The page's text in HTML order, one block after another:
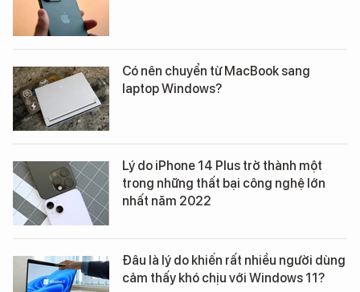
Có nên chuyển từ MacBook sang
laptop Windows?
Lý do iPhone 14 Plus trở thành một
trong những thất bại công nghệ lớn
nhất năm 2022
Đâu là lý do khiến rất nhiều người dùng
cảm thấy khó chịu với Windows 11?